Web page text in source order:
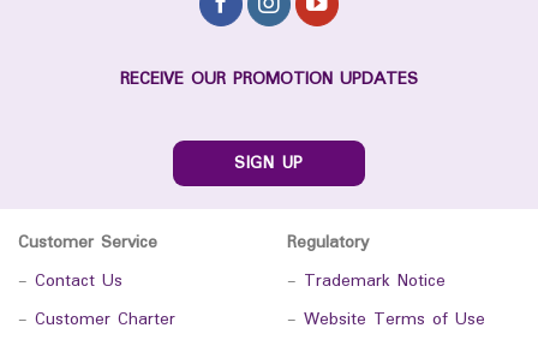
RECEIVE OUR PROMOTION UPDATES
SIGN UP
Customer Service
- Contact Us
- Customer Charter
Regulatory
- Trademark Notice
- Website Terms of Use